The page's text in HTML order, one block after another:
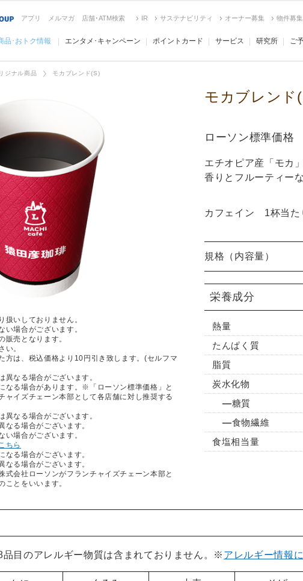
アプリ メルマガ 店舗･ATM検索 IR サステナビリティ オーナー募集 物件募集
品･おトク情報 エンタメ･キャンペーン ポイントカード サービス 研究所 ご
ジナル商品 モカブレンド(S)
いしておりません。
場合がございます。
売となります。
い。
方は、税込価格より10円引き致します。(セルフマ
なる場合がございます。
なる場合があります。※「ローソン標準価格」と
ャイズチェーン本部として各店舗に対し推奨する
なる場合がございます。
る場合がございます。
場合がございます。
ちら
る場合がございます。
る場合がございます。
会社ローソンがフランチャイズチェーン本部と
ことをいいます。
モカブレンド
ローソン標準価格
エチオピア産「モカ
香りとフルーティー
カフェイン 1杯当た
規格（内容量）
栄養成分
熱量
たんぱく質
脂質
炭水化物
糖質
食物繊維
食塩相当量
目のアレルギー物質は含まれておりません。※ アレルギー情報